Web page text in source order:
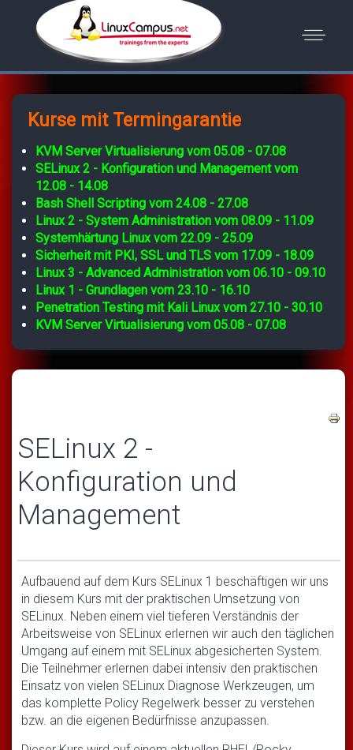
Kurse mit Termingarantie
KVM Server Virtualisierung vom 05.08 - 07.08
SELinux 2 - Konfiguration und Management vom
12.08 - 14.08
Bash Shell Scripting vom 24.08 - 27.08
Linux 2 - System Administration vom 08.09 - 11.09
Systemhärtung Linux vom 22.09 - 25.09
Sicherheit mit PKI, SSL und TLS vom 17.09 - 18.09
Linux 3 - Advanced Administration vom 06.10 - 09.10
Linux 1 - Grundlagen vom 23.10 - 16.10
Penetration Testing mit Kali Linux vom 27.10 - 30.10
KVM Server Virtualisierung vom 05.08 - 07.08
SELinux 2 -
Konfiguration und
Management
Aufbauend auf dem Kurs SELinux 1 beschäftigen wir uns
in diesem Kurs mit der praktischen Umsetzung von
SELinux. Neben einem viel tieferen Verständnis der
Arbeitsweise von SELinux erlernen wir auch den täglichen
Umgang auf einem mit SELinux abgesicherten System.
Die Teilnehmer erlernen dabei intensiv den praktischen
Einsatz von vielen SELinux Diagnose Werkzeugen, um
das komplette Policy Regelwerk besser zu verstehen
bzw. an die eigenen Bedürfnisse anzupassen.